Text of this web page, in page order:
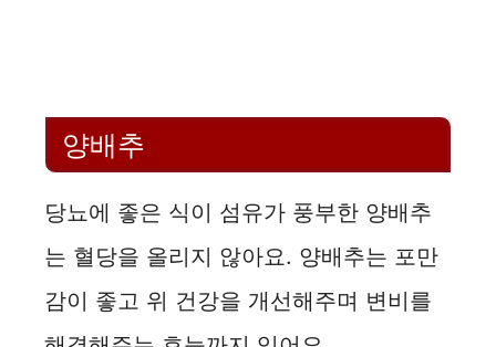
양배추
당뇨에 좋은 식이 섬유가 풍부한 양배추
는 혈당을 올리지 않아요. 양배추는 포만
감이 좋고 위 건강을 개선해주며 변비를